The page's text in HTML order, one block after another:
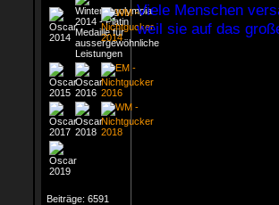
Beiträge: 6591
Viele Menschen
weil sie auf das